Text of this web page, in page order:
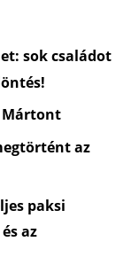
sok családot
Mártont
az
paksi
az